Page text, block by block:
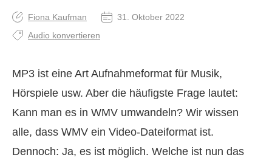
Fiona Kaufman
31. Oktober 2022
Audio konvertieren
MP3 ist eine Art Aufnahmeformat für Musik,
Hörspiele usw. Aber die häufigste Frage lautet:
Kann man es in WMV umwandeln? Wir wissen
alle, dass WMV ein Video-Dateiformat ist.
Dennoch: Ja, es ist möglich. Welche ist nun das